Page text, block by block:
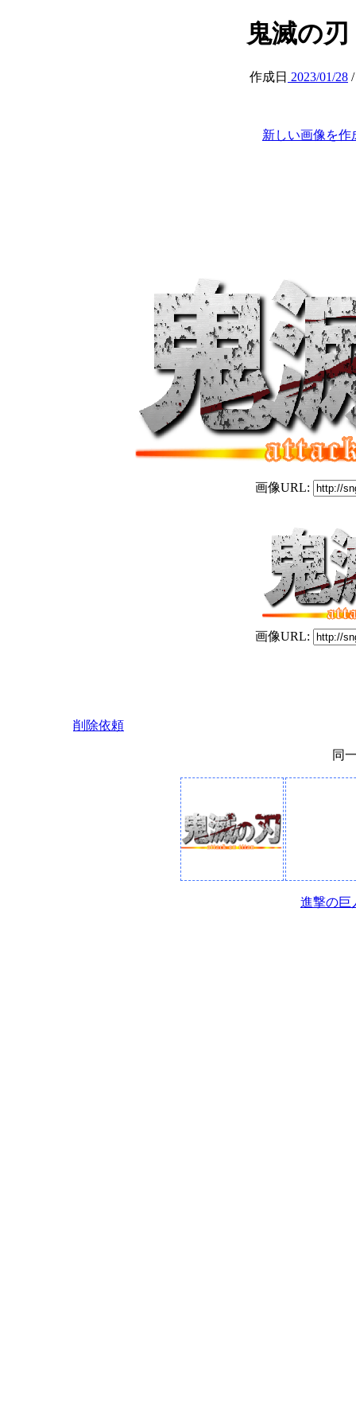
鬼滅の
作成日 2023/01/28
新しい画像を作
画像URL:
画像URL:
削除依頼
同
進撃の巨